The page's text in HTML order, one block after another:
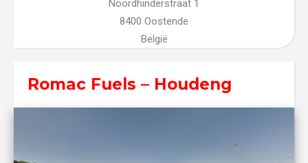
Noordhinderstraat 1
8400 Oostende
België
Romac Fuels – Houdeng